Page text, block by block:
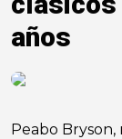
años
Peabo Bryson,